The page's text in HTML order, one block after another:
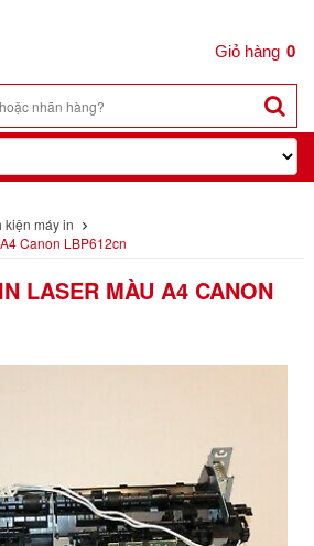
0
kiện máy in
Canon LBP612cn
LASER MÀU A4 CANON